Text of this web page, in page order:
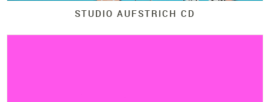
STUDIO AUFSTRICH CD